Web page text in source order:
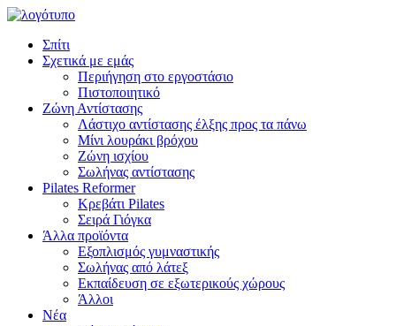
Σπίτι
Σχετικά με εμάς
Περιήγηση στο εργοστάσιο
Πιστοποιητικό
Ζώνη Αντίστασης
Λάστιχο αντίστασης έλξης προς τα πάνω
Μίνι λουράκι βρόχου
Ζώνη ισχίου
Σωλήνας αντίστασης
Pilates Reformer
Κρεβάτι Pilates
Σειρά Γιόγκα
Άλλα προϊόντα
Εξοπλισμός γυμναστικής
Σωλήνας από λάτεξ
Εκπαίδευση σε εξωτερικούς χώρους
Άλλοι
Νέα